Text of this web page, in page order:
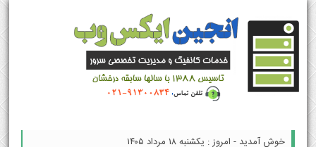
خوش آمدید - امروز : یکشنبه ۱۸ مرداد ۱۴۰۵